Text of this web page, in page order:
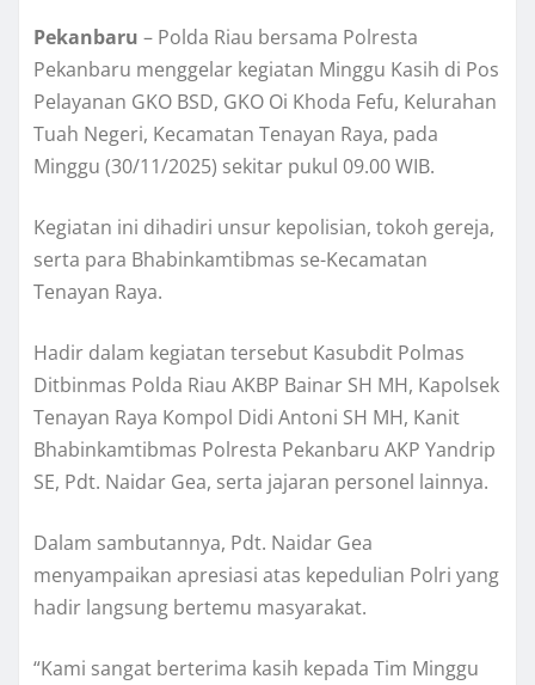
Pekanbaru – Polda Riau bersama Polresta
Pekanbaru menggelar kegiatan Minggu Kasih di Pos
Pelayanan GKO BSD, GKO Oi Khoda Fefu, Kelurahan
Tuah Negeri, Kecamatan Tenayan Raya, pada
Minggu (30/11/2025) sekitar pukul 09.00 WIB.
Kegiatan ini dihadiri unsur kepolisian, tokoh gereja,
serta para Bhabinkamtibmas se-Kecamatan
Tenayan Raya.
Hadir dalam kegiatan tersebut Kasubdit Polmas
Ditbinmas Polda Riau AKBP Bainar SH MH, Kapolsek
Tenayan Raya Kompol Didi Antoni SH MH, Kanit
Bhabinkamtibmas Polresta Pekanbaru AKP Yandrip
SE, Pdt. Naidar Gea, serta jajaran personel lainnya.
Dalam sambutannya, Pdt. Naidar Gea
menyampaikan apresiasi atas kepedulian Polri yang
hadir langsung bertemu masyarakat.
“Kami sangat berterima kasih kepada Tim Minggu